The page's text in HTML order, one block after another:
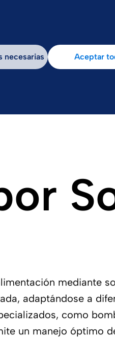
de Vigilancia
mediante
adaptándose a
como
un manejo óptimo
necesarias Aceptar